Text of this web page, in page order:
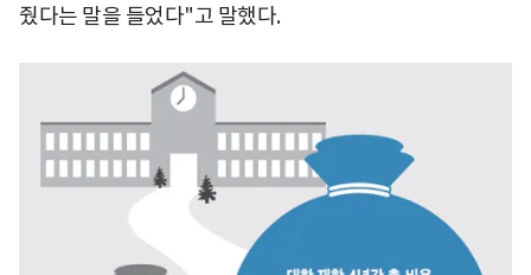
줬다는 말을 들었다"고 말했다.